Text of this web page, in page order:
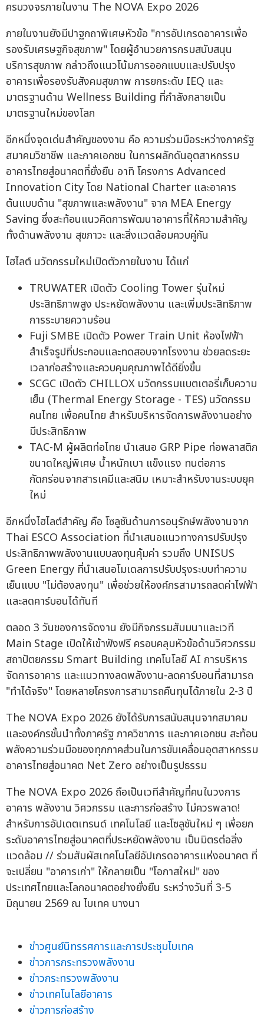
ครบวงจรภายในงาน The NOVA Expo 2026
ภายในงานยังมีปาฐกถาพิเศษหัวข้อ "การอัปเกรดอาคารเพื่อ
รองรับเศรษฐกิจสุขภาพ" โดยผู้อำนวยการกรมสนับสนุน
บริการสุขภาพ กล่าวถึงแนวโน้มการออกแบบและปรับปรุง
อาคารเพื่อรองรับสังคมสุขภาพ การยกระดับ IEQ และ
มาตรฐานด้าน Wellness Building ที่กำลังกลายเป็น
มาตรฐานใหม่ของโลก
อีกหนึ่งจุดเด่นสำคัญของงาน คือ ความร่วมมือระหว่างภาครัฐ
สมาคมวิชาชีพ และภาคเอกชน ในการผลักดันอุตสาหกรรม
อาคารไทยสู่อนาคตที่ยั่งยืน อาทิ โครงการ Advanced
Innovation City โดย National Charter และอาคาร
ต้นแบบด้าน "สุขภาพและพลังงาน" จาก MEA Energy
Saving ซึ่งสะท้อนแนวคิดการพัฒนาอาคารที่ให้ความสำคัญ
ทั้งด้านพลังงาน สุขภาวะ และสิ่งแวดล้อมควบคู่กัน
ไฮไลต์ นวัตกรรมใหม่เปิดตัวภายในงาน ได้แก่
TRUWATER เปิดตัว Cooling Tower รุ่นใหม่
ประสิทธิภาพสูง ประหยัดพลังงาน และเพิ่มประสิทธิภาพ
การระบายความร้อน
Fuji SMBE เปิดตัว Power Train Unit ห้องไฟฟ้า
สำเร็จรูปที่ประกอบและทดสอบจากโรงงาน ช่วยลดระยะ
เวลาก่อสร้างและควบคุมคุณภาพได้ดียิ่งขึ้น
SCGC เปิดตัว CHILLOX นวัตกรรมแบตเตอรี่เก็บความ
เย็น (Thermal Energy Storage - TES) นวัตกรรม
คนไทย เพื่อคนไทย สำหรับบริหารจัดการพลังงานอย่าง
มีประสิทธิภาพ
TAC-M ผู้ผลิตท่อไทย นำเสนอ GRP Pipe ท่อพลาสติก
ขนาดใหญ่พิเศษ น้ำหนักเบา แข็งแรง ทนต่อการ
กัดกร่อนจากสารเคมีและสนิม เหมาะสำหรับงานระบบยุค
ใหม่
อีกหนึ่งไฮไลต์สำคัญ คือ โซลูชันด้านการอนุรักษ์พลังงานจาก
Thai ESCO Association ที่นำเสนอแนวทางการปรับปรุง
ประสิทธิภาพพลังงานแบบลงทุนคุ้มค่า รวมถึง UNISUS
Green Energy ที่นำเสนอโมเดลการปรับปรุงระบบทำความ
เย็นแบบ "ไม่ต้องลงทุน" เพื่อช่วยให้องค์กรสามารถลดค่าไฟฟ้า
และลดคาร์บอนได้ทันที
ตลอด 3 วันของการจัดงาน ยังมีกิจกรรมสัมมนาและเวที
Main Stage เปิดให้เข้าฟังฟรี ครอบคลุมหัวข้อด้านวิศวกรรม
สถาปัตยกรรม Smart Building เทคโนโลยี AI การบริหาร
จัดการอาคาร และแนวทางลดพลังงาน-ลดคาร์บอนที่สามารถ
"ทำได้จริง" โดยหลายโครงการสามารถคืนทุนได้ภายใน 2-3 ปี
The NOVA Expo 2026 ยังได้รับการสนับสนุนจากสมาคม
และองค์กรชั้นนำทั้งภาครัฐ ภาควิชาการ และภาคเอกชน สะท้อน
พลังความร่วมมือของทุกภาคส่วนในการขับเคลื่อนอุตสาหกรรม
อาคารไทยสู่อนาคต Net Zero อย่างเป็นรูปธรรม
The NOVA Expo 2026 ถือเป็นเวทีสำคัญที่คนในวงการ
อาคาร พลังงาน วิศวกรรม และการก่อสร้าง ไม่ควรพลาด!
สำหรับการอัปเดตเทรนด์ เทคโนโลยี และโซลูชันใหม่ ๆ เพื่อยก
ระดับอาคารไทยสู่อนาคตที่ประหยัดพลังงาน เป็นมิตรต่อสิ่ง
แวดล้อม // ร่วมสัมผัสเทคโนโลยีอัปเกรดอาคารแห่งอนาคต ที่
จะเปลี่ยน "อาคารเก่า" ให้กลายเป็น "โอกาสใหม่" ของ
ประเทศไทยและโลกอนาคตอย่างยั่งยืน ระหว่างวันที่ 3-5
มิถุนายน 2569 ณ ไบเทค บางนา
ข่าวศูนย์นิทรรศการและการประชุมไบเทค
ข่าวการกระทรวงพลังงาน
ข่าวกระทรวงพลังงาน
ข่าวเทคโนโลยีอาคาร
ข่าวการก่อสร้าง